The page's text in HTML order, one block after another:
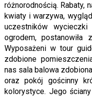
różnorodnością. Rabaty,
kwiaty i warzywa,
uczestników
ogrodem, postanowiła
Wyposażeni w tour
zdobione
nas sala balowa
oraz pokój gościnny
kolorystyce. Jego